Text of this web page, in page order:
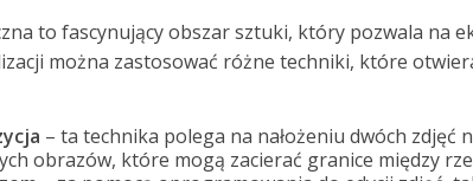
to fascynujący obszar sztuki, który pozwala na
można zastosować różne techniki, które
– ta technika polega na nałożeniu dwóch zdjęć
obrazów, które mogą zacierać granice między